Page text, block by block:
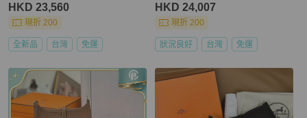
HKD 23,560
現折 200
全新品 台灣 免運
HKD 24,007
現折 200
狀況良好 台灣 免運